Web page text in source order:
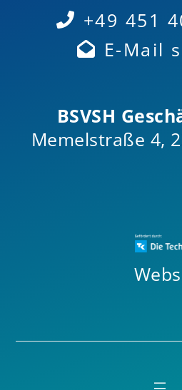
+49 451
E-Mail
BSVSH
Memelstraße 4,